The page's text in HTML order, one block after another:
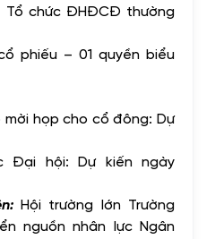
Tổ chức ĐHĐCĐ thường
phiếu – 01 quyền biểu
họp cho cổ đông: Dự
Đại hội: Dự kiến ngày
Hội trường lớn Trường
nguồn nhân lực Ngân